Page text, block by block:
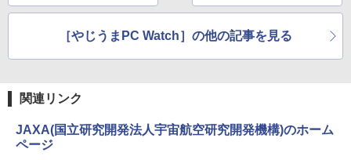
￥5,940
ふかふかダンジョン攻略記〜俺の異世界
学/WEB会議 6.0(オフホワイト)
￥2,599
BUGS LIFE
￥250
￥1,625
ベルレス 650mlPET×24本
スーパーの裏でヤニ吸うふたり 9巻 (デジタル
2月1日に発売
［やじうまPC Watch］の他の記事を見る
関連リンク
JAXA(国立研究開発法人宇宙航空研究開発機構)のホーム
ページ